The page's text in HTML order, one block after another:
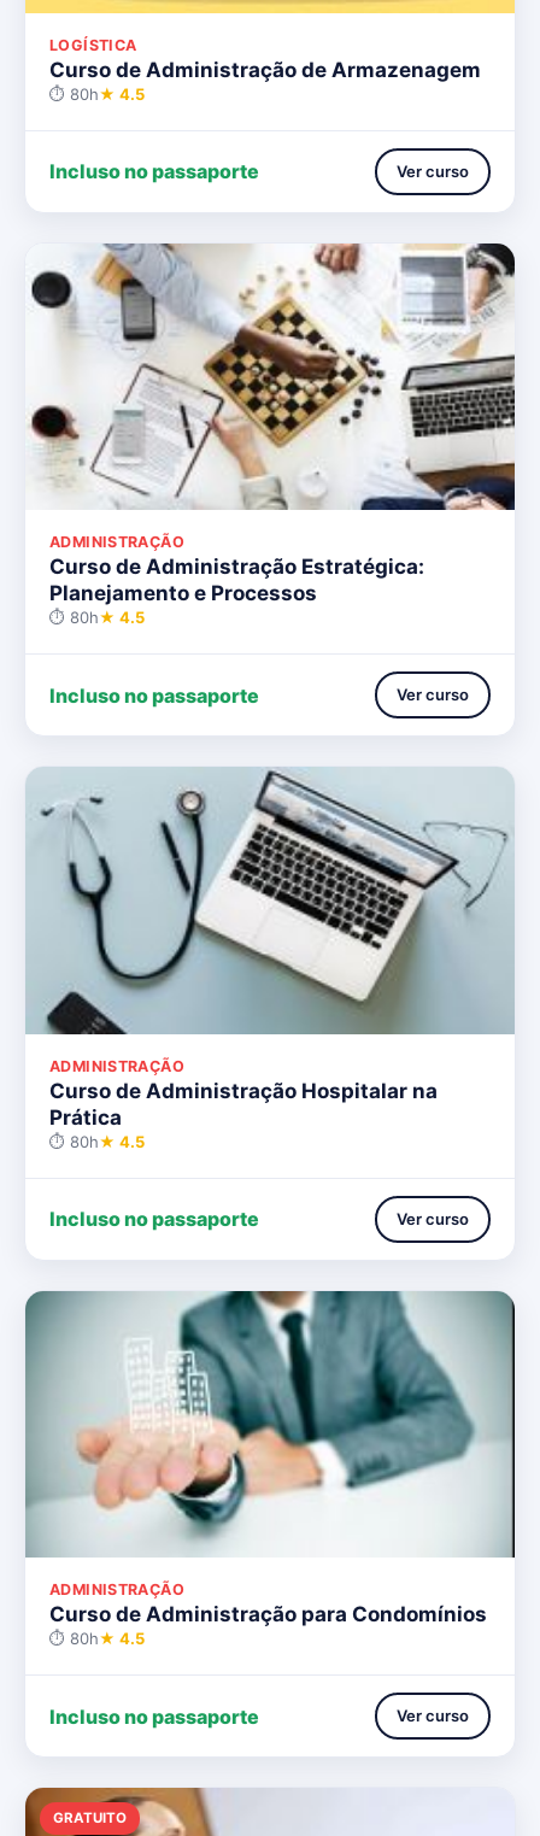
LOGÍSTICA
Curso de Administração de Armazenagem
⏱ 80h★ 4.5
Incluso no passaporte Ver curso
ADMINISTRAÇÃO
Curso de Administração Estratégica:
Planejamento e Processos
⏱ 80h★ 4.5
Incluso no passaporte Ver curso
ADMINISTRAÇÃO
Curso de Administração Hospitalar na
Prática
⏱ 80h★ 4.5
Incluso no passaporte Ver curso
ADMINISTRAÇÃO
Curso de Administração para Condomínios
⏱ 80h★ 4.5
Incluso no passaporte Ver curso
GRATUITO